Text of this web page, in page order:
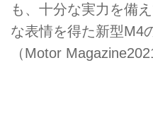
も、十分な実力を備
な表情を得た新型M4
（Motor